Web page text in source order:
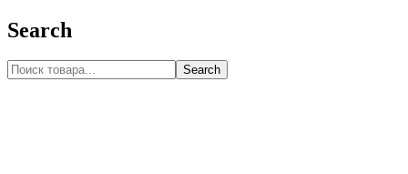
Search
Search